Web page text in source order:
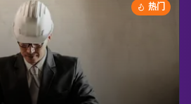
热门